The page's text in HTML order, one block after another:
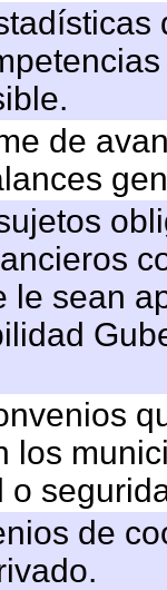
de
le sean
los
de